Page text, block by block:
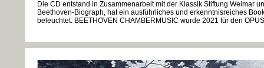
Die CD entstand in Zusammenarbeit mit der Klassik Stiftung Weimar
Beethoven-Biograph, hat ein ausführliches und erkenntnisreiches
beleuchtet. BEETHOVEN CHAMBERMUSIC wurde 2021 für den